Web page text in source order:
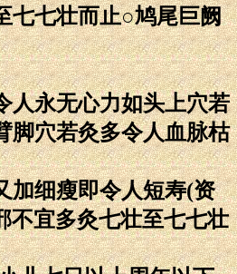
七七壮而止○鸠尾巨阙
人永无心力如头上穴若
脚穴若灸多令人血脉枯
加细瘦即令人短寿(资
不宜多灸七壮至七七壮